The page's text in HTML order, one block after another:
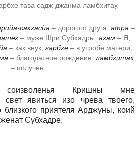
тава садж-джанма ламбхитах̣
сакхасйа – дорогого друга; атра –
– муже Шри Субхадры; ахам – Я;
– как внук; гарбхе – в утробе матери;
– благодатное рождение; ламбхитах̣
– получен.
Кришны мне
свет явиться изо чрева твоего,
близкого приятеля Арджуны, коий
Субхадре.